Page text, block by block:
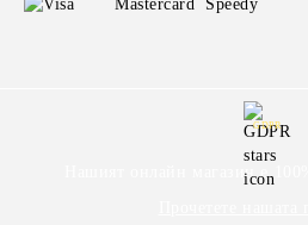
GDPR
Нашият онлайн магазин е